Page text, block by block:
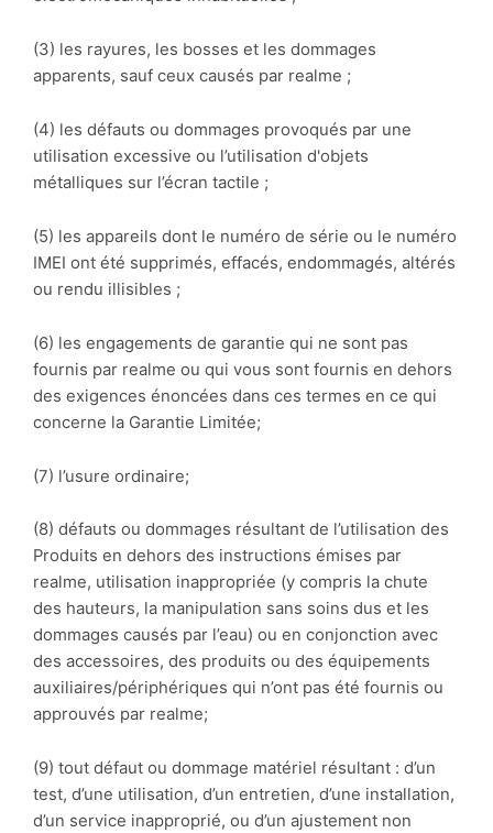
(3) les rayures, les bosses et les dommages
apparents, sauf ceux causés par realme ;
(4) les défauts ou dommages provoqués par une
utilisation excessive ou l’utilisation d'objets
métalliques sur l’écran tactile ;
(5) les appareils dont le numéro de série ou le numéro
IMEI ont été supprimés, effacés, endommagés, altérés
ou rendu illisibles ;
(6) les engagements de garantie qui ne sont pas
fournis par realme ou qui vous sont fournis en dehors
des exigences énoncées dans ces termes en ce qui
concerne la Garantie Limitée;
(7) l’usure ordinaire;
(8) défauts ou dommages résultant de l’utilisation des
Produits en dehors des instructions émises par
realme, utilisation inappropriée (y compris la chute
des hauteurs, la manipulation sans soins dus et les
dommages causés par l’eau) ou en conjonction avec
des accessoires, des produits ou des équipements
auxiliaires/périphériques qui n’ont pas été fournis ou
approuvés par realme;
(9) tout défaut ou dommage matériel résultant : d’un
test, d’une utilisation, d’un entretien, d’une installation,
d’un service inapproprié, ou d’un ajustement non